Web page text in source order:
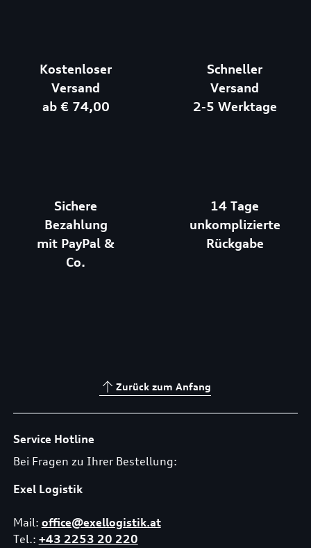
Kostenloser
Versand
ab € 74,00
Schneller
Versand
2-5 Werktage
Sichere
Bezahlung
mit PayPal &
Co.
14 Tage
unkomplizierte
Rückgabe
Zurück zum Anfang
Service Hotline
Bei Fragen zu Ihrer Bestellung:
Exel Logistik
Mail: office@exellogistik.at
Tel.: +43 2253 20 220